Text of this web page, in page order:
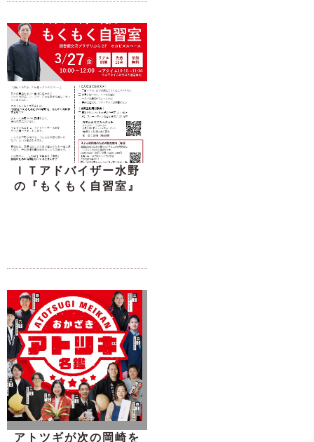
ＩＴアドバイザー水野
の『もくもく自習室』
アトツギが次の岡崎を